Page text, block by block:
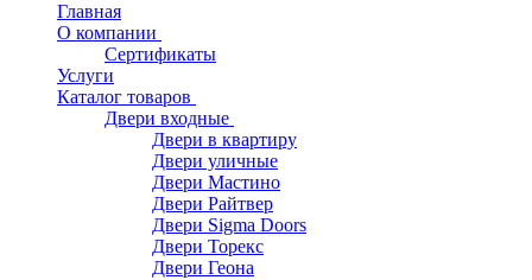
Главная
О компании
Сертификаты
Услуги
Каталог товаров
Двери входные
Двери в квартиру
Двери уличные
Двери Мастино
Двери Райтвер
Двери Sigma Doors
Двери Торекс
Двери Геона